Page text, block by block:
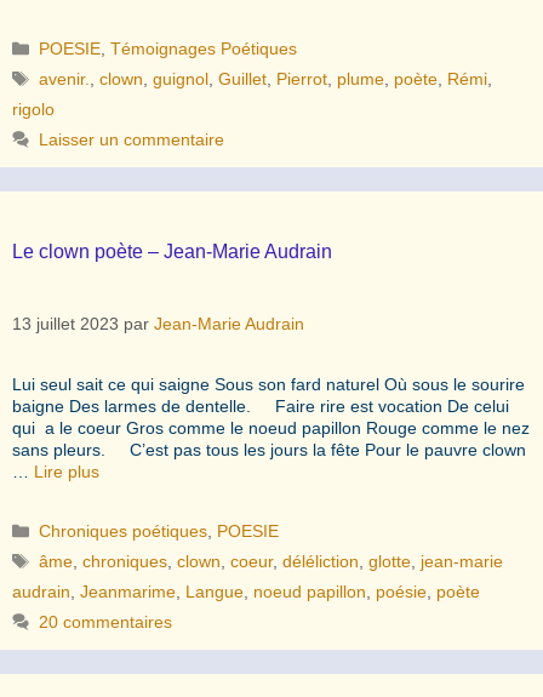
Catégories
POESIE ,Témoignages Poétiques
Étiquettes
avenir. ,clown ,guignol ,Guillet Pierrot plume poète Rémi
rigolo
Laisser un commentaire
Le clown poète – Jean-Marie Audrain
13 juillet 2023 par Jean-Marie Audrain
Lui seul sait ce qui saigne Sous son fard naturel Où sous le sourire
baigne Des larmes de dentelle. Faire rire est vocation De celui
qui a le coeur Gros comme le noeud papillon Rouge comme le nez
sans pleurs. C’est pas tous les jours la fête Pour le pauvre clown
Lire plus
Catégories
Chroniques poétiques POESIE
Étiquettes
âme ,chroniques ,clown ,coeur,déléliction ,glotte jean-marie
audrain Jeanmarime Langue noeud papillon poésie poète
20 commentaires